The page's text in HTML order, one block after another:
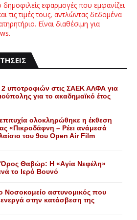
δημοφιλείς εφαρμογές που εμφανίζει
τις τιμές τους, αντλώντας δεδομένα
Είναι διαθέσιμη για
υποτροφιών στις ΣΑΕΚ ΑΛΦΑ για
για το ακαδημαϊκό έτος
ολοκληρώθηκε η έκθεση
«Πικροδάφνη – Ρέει ανάμεσά
του 9ου Open Air Film
Θαβώρ: H «Aγία Nεφέλη»
το Iερό Bουνό
Νοσοκομείο αστυνομικός που
ενεργά στην κατάσβεση της